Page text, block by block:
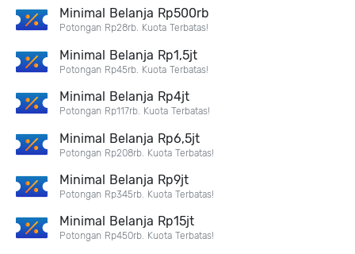
Minimal Belanja Rp500rb
Potongan Rp28rb. Kuota Terbatas!
Minimal Belanja Rp1,5jt
Potongan Rp45rb. Kuota Terbatas!
Minimal Belanja Rp4jt
Potongan Rp117rb. Kuota Terbatas!
Minimal Belanja Rp6,5jt
Potongan Rp208rb. Kuota Terbatas!
Minimal Belanja Rp9jt
Potongan Rp345rb. Kuota Terbatas!
Minimal Belanja Rp15jt
Potongan Rp450rb. Kuota Terbatas!